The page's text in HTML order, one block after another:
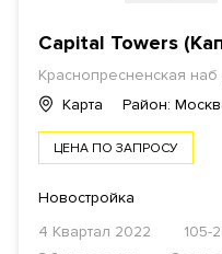
Capital Towers
Краснопресненская наб
Карта
Район:
ЦЕНА ПО ЗАПРОСУ
Новостройка
4 Квартал 2022
105-